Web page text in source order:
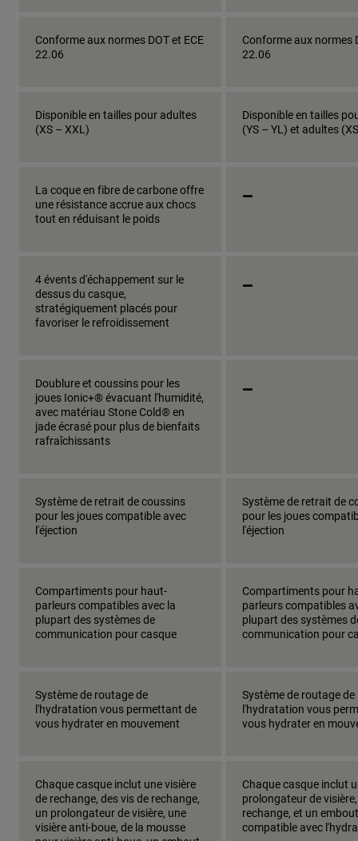
Conforme aux normes DOT et ECE
22.06
Conforme aux normes
22.06
Disponible en tailles pour adultes
(XS – XXL)
Disponible en tailles
(YS – YL) et adultes
La coque en fibre de carbone offre
une résistance accrue aux chocs
tout en réduisant le poids
_
4 évents d'échappement sur le
dessus du casque,
stratégiquement placés pour
favoriser le refroidissement
_
Doublure et coussins pour les
joues Ionic+® évacuant l'humidité,
avec matériau Stone Cold® en
jade écrasé pour plus de bienfaits
rafraîchissants
_
Système de retrait de coussins
pour les joues compatible avec
l'éjection
Système de retrait de
pour les joues
l'éjection
Compartiments pour haut-
parleurs compatibles avec la
plupart des systèmes de
communication pour casque
Compartiments pour
parleurs compatibles
plupart des systèmes
communication pour
Système de routage de
l'hydratation vous permettant de
vous hydrater en mouvement
Système de routage de
l'hydratation vous
vous hydrater en
Chaque casque inclut une visière
de rechange, des vis de rechange,
un prolongateur de visière, une
visière anti-boue, de la mousse
Chaque casque inclut
prolongateur de
rechange, et un
compatible avec